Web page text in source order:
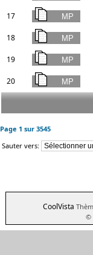
17
18
19
20
Page 1 sur 3545
Sauter vers:
CoolVista
©